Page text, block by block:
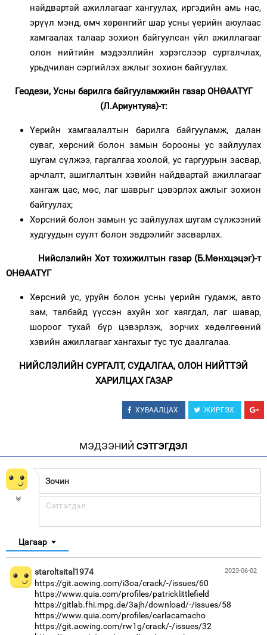
найдвартай ажиллагааг хангуулах, иргэдийн амь нас,
эрүүл мэнд, өмч хөрөнгийг шар усны үерийн аюулаас
хамгаалах талаар зохион байгуулсан үйл ажиллагааг
олон нийтийн мэдээллийн хэрэгслээр сурталчлах,
урьдчилан сэргийлэх ажлыг зохион байгуулах.
Геодези, Усны барилга байгууламжийн газар ОНӨААТҮГ
(Л.Ариунтуяа)-т:
Үерийн хамгаалалтын барилга байгууламж, далан
суваг, хөрсний болон замын борооны ус зайлуулах
шугам сүлжээ, гаргалгаа хоолой, ус гаргуурын засвар,
арчлалт, ашиглалтын хэвийн найдвартай ажиллагааг
хангаж цас, мөс, лаг шаврыг цэвэрлэх ажлыг зохион
байгуулах;
Хөрсний болон замын ус зайлуулах шугам сүлжээний
худгуудын суулт болон эвдрэлийг засварлах.
Нийслэлийн Хот тохижилтын газар (Б.Мөнхцэцэг)-т
ОНӨААТҮГ
Хөрсний ус, уруйн болон усны үерийн гудамж, авто
зам, талбайд үүссэн ахуйн хог хаягдал, лаг шавар,
шороог тухай бүр цэвэрлэж, зорчих хөдөлгөөний
хэвийн ажиллагааг хангахыг тус тус даалгалаа.
НИЙСЛЭЛИЙН СУРГАЛТ, СУДАЛГАА, ОЛОН НИЙТТЭЙ
ХАРИЛЦАХ ГАЗАР
ХУВААЛЦАХ ЖИРГЭХ
МЭДЭЭНИЙ СЭТГЭГДЭЛ
Цагаар
2023-06-02
staroltsital1974
https://git.acwing.com/i3oa/crack/-/issues/60
https://www.quia.com/profiles/patricklittlefield
https://gitlab.fhi.mpg.de/3ajh/download/-/issues/58
https://www.quia.com/profiles/carlacamacho
https://git.acwing.com/rw1g/crack/-/issues/32